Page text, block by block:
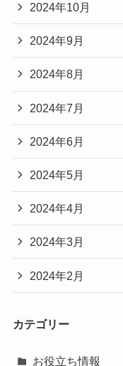
2024年10月
2024年9月
2024年8月
2024年7月
2024年6月
2024年5月
2024年4月
2024年3月
2024年2月
カテゴリー
お役立ち情報